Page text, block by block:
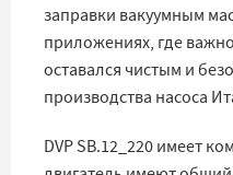
заправки вакуумным
приложениях, где
оставался чистым и
производства насоса
DVP SB.12_220 имеет